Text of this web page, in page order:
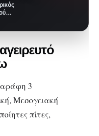
και
3
Μεσογειακή
πίτες,